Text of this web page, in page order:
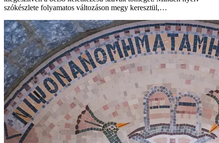
szókészlete folyamatos változáson megy keresztül,…